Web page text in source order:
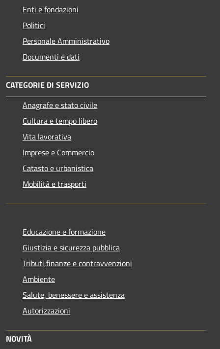
Enti e fondazioni
Politici
Personale Amministrativo
Documenti e dati
CATEGORIE DI SERVIZIO
Anagrafe e stato civile
Cultura e tempo libero
Vita lavorativa
Imprese e Commercio
Catasto e urbanistica
Mobilità e trasporti
Educazione e formazione
Giustizia e sicurezza pubblica
Tributi,finanze e contravvenzioni
Ambiente
Salute, benessere e assistenza
Autorizzazioni
NOVITÀ